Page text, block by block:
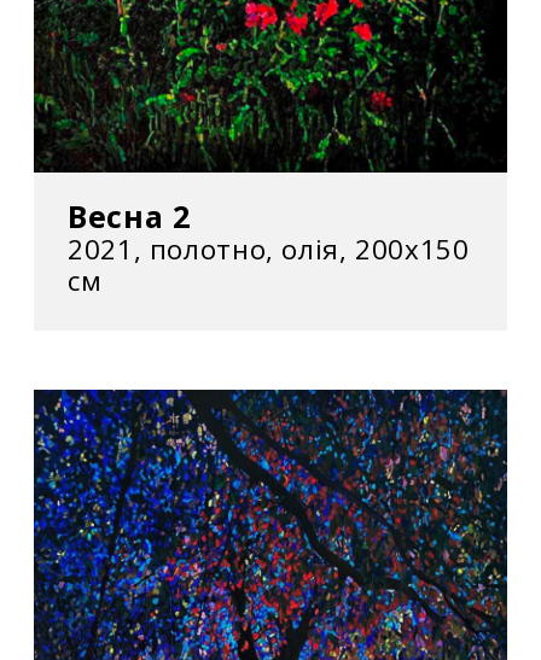
Весна 2
2021, полотно, олія, 200x150
см